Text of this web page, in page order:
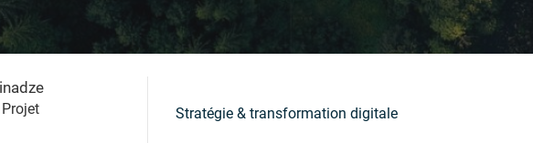
Stratégie & transformation digitale